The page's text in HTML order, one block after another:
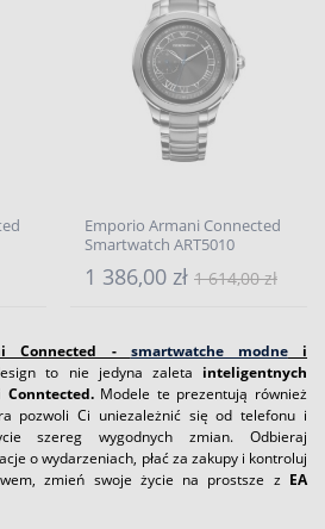
Emporio Armani Connected
Smartwatch ART5010
1 386,00 zł 1 614,00 zł
Connected - smartwatche modnei
to nie jedyna zaleta inteligentnych
Conntected.Modele te prezentują również
pozwoli Ci uniezależnić się od telefonu i
szereg wygodnych zmian. Odbieraj
o wydarzeniach, płać za zakupy i kontroluj
zmień swoje życie na prostsze z EA